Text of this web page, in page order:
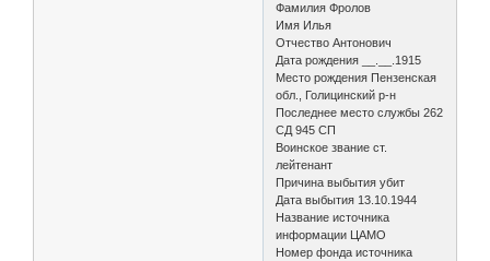
Фамилия Фролов
Имя Илья
Отчество Антонович
Дата рождения __.__.1915
Место рождения Пензенская
обл., Голицинский р-н
Последнее место службы 262
СД 945 СП
Воинское звание ст.
лейтенант
Причина выбытия убит
Дата выбытия 13.10.1944
Название источника
информации ЦАМО
Номер фонда источника